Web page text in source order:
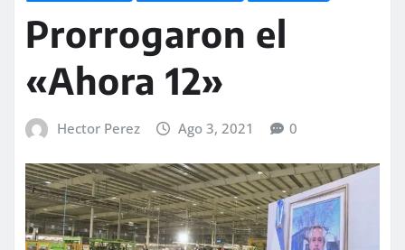
Prorrogaron el
«Ahora 12»
Hector Perez Ago 3, 2021 0